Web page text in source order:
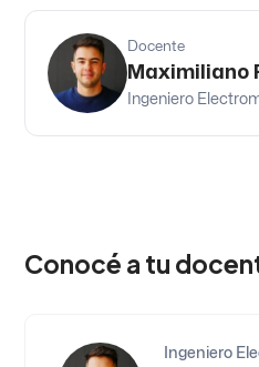
Docente
Maximiliano
Ingeniero
Conocé a tu
Ingeniero